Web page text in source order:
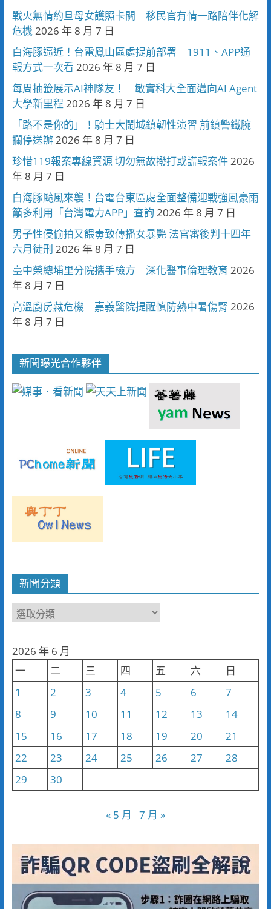
戰火無情約旦母女護照卡關 移民官有情一路陪伴化解
危機2026 年 8 月 7 日
白海豚逼近！台電鳳山區處提前部署 1911、APP通
報方式一次看 2026 年 8 月 7 日
每周抽籤展示AI神隊友！ 敏實科大全面邁向AI Agent
大學新里程 2026 年 8 月 7 日
「路不是你的」！騎士大鬧城鎮韌性演習 前鎮警鐵腕
攔停送辦2026 年 8 月 7 日
珍惜119報案專線資源 切勿無故撥打或謊報案件2026
年 8 月 7 日
白海豚颱風來襲！台電台東區處全面整備迎戰強風豪雨
籲多利用「台灣電力APP」查詢 2026 年 8 月 7 日
男子性侵偷拍又餵毒致傳播女暴斃 法官審後判十四年
六月徒刑 2026 年 8 月 7 日
臺中榮總埔里分院攜手檢方 深化醫事倫理教育 2026
年 8 月 7 日
高溫廚房藏危機 嘉義醫院提醒慎防熱中暑傷腎 2026
年 8 月 7 日
新聞曝光合作夥伴
新聞分類
新
類
2026 年 6 月
一
二 三 四 五 六
日
1
2 3 4 5 6
7
8
9 10 11 12 13
14
15
16 17 18 19 20
21
22
23 24 25 26 27
28
29
30
« 5 月 7 月 »